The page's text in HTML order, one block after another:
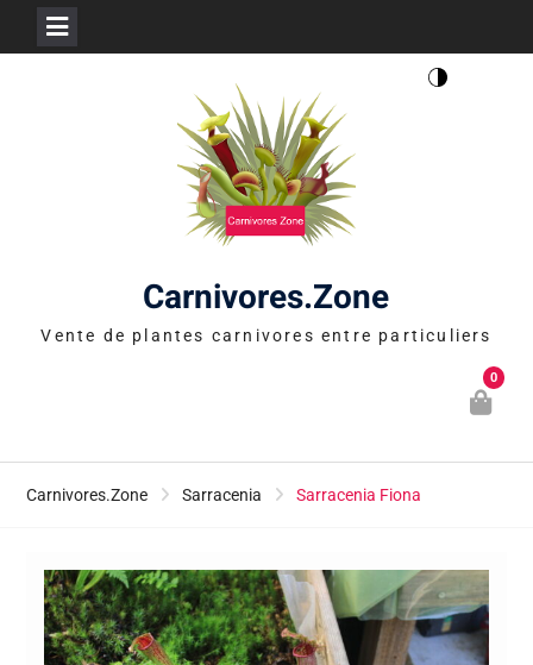
Carnivores.Zone
Vente de plantes carnivores entre particuliers
0
Carnivores.Zone Sarracenia Sarracenia Fiona